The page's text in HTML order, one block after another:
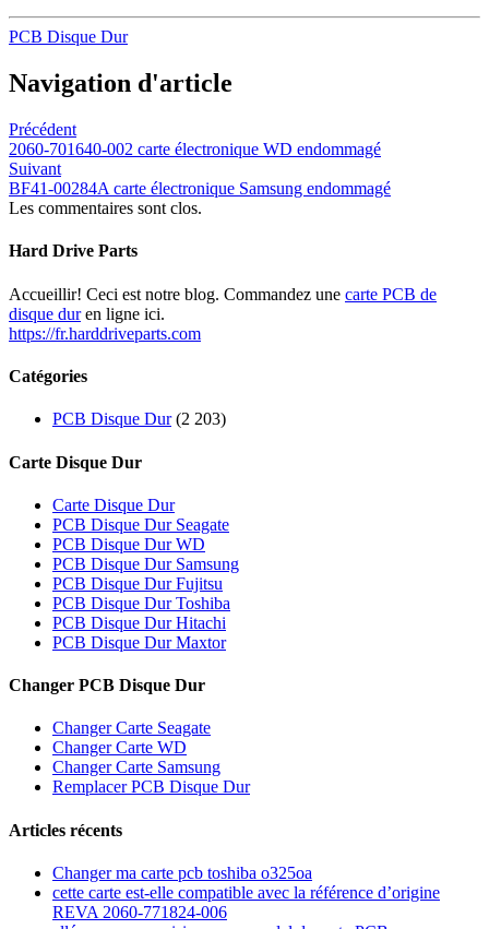
PCB Disque Dur
Navigation d'article
Précédent
2060-701640-002 carte électronique WD endommagé
Suivant
BF41-00284A carte électronique Samsung endommagé
Les commentaires sont clos.
Hard Drive Parts
Accueillir! Ceci est notre blog. Commandez une carte PCB de
disque duren ligne ici.
https://fr.harddriveparts.com
Catégories
PCB Disque Dur(2 203)
Carte Disque Dur
Carte Disque Dur
PCB Disque Dur Seagate
PCB Disque Dur WD
PCB Disque Dur Samsung
PCB Disque Dur Fujitsu
PCB Disque Dur Toshiba
PCB Disque Dur Hitachi
PCB Disque Dur Maxtor
Changer PCB Disque Dur
Changer Carte Seagate
Changer Carte WD
Changer Carte Samsung
Remplacer PCB Disque Dur
Articles récents
Changer ma carte pcb toshiba o325oa
cette carte est-elle compatible avec la référence d’origine
REVA 2060-771824-006